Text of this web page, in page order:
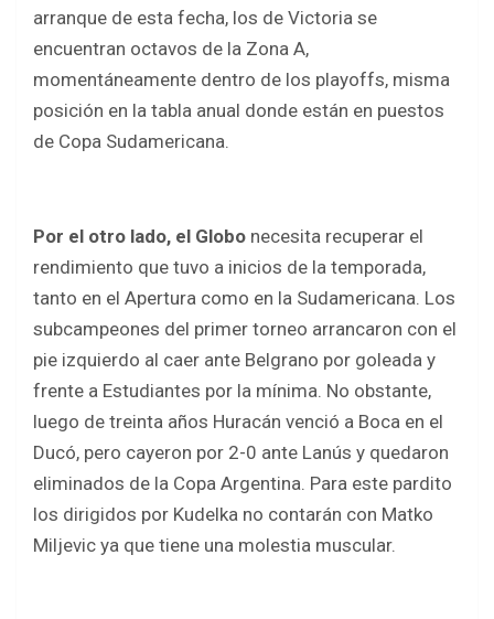
arranque de esta fecha, los de Victoria se
encuentran octavos de la Zona A,
momentáneamente dentro de los playoffs, misma
posición en la tabla anual donde están en puestos
de Copa Sudamericana.
Por el otro lado, el Globo necesita recuperar el
rendimiento que tuvo a inicios de la temporada,
tanto en el Apertura como en la Sudamericana. Los
subcampeones del primer torneo arrancaron con el
pie izquierdo al caer ante Belgrano por goleada y
frente a Estudiantes por la mínima. No obstante,
luego de treinta años Huracán venció a Boca en el
Ducó, pero cayeron por 2-0 ante Lanús y quedaron
eliminados de la Copa Argentina. Para este pardito
los dirigidos por Kudelka no contarán con Matko
Miljevic ya que tiene una molestia muscular.